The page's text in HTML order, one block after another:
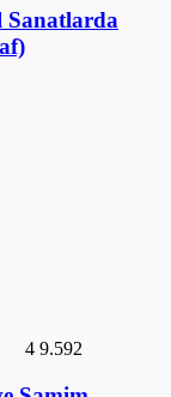
Sarayı (Doç.